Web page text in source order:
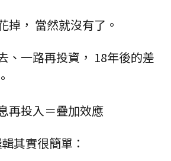
掉， 當然就沒有了。
、一路再投資， 18年後的差
再投入＝疊加效應
其實很簡單：